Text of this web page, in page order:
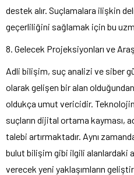
destek alır. Suçlamalara ilişkin
geçerliliğini sağlamak için bu
8. Gelecek Projeksiyonları ve
Adli bilişim, suç analizi ve siber
olarak gelişen bir alan
oldukça umut vericidir.
suçların dijital ortama kayması,
talebi artırmaktadır. Aynı
bulut bilişim gibi ilgili alanlardaki
verecek yeni yaklaşımların